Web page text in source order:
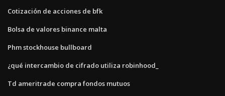
Cotización de acciones de bfk
Bolsa de valores binance malta
Phm stockhouse bullboard
¿qué intercambio de cifrado utiliza robinhood_
Td ameritrade compra fondos mutuos